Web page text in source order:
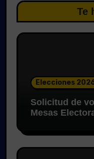
Te
Elecciones
Solicitud de
Mesas